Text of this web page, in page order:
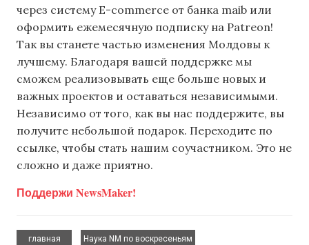
через систему E-commerce от банка maib или
оформить ежемесячную подписку на Patreon!
Так вы станете частью изменения Молдовы к
лучшему. Благодаря вашей поддержке мы
сможем реализовывать еще больше новых и
важных проектов и оставаться независимыми.
Независимо от того, как вы нас поддержите, вы
получите небольшой подарок. Переходите по
ссылке, чтобы стать нашим соучастником. Это не
сложно и даже приятно.
Поддержи NewsMaker!
главная
Наука NM по воскресеньям